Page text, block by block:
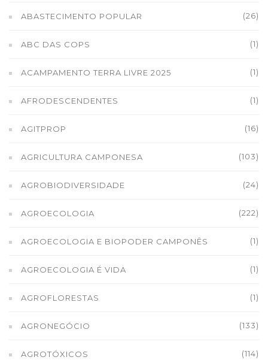
ABASTECIMENTO POPULAR (26)
ABC DAS COPS (1)
ACAMPAMENTO TERRA LIVRE 2025 (1)
AFRODESCENDENTES (1)
AGITPROP (16)
AGRICULTURA CAMPONESA (103)
AGROBIODIVERSIDADE (24)
AGROECOLOGIA (222)
AGROECOLOGIA E BIOPODER CAMPONÊS (1)
AGROECOLOGIA É VIDA (1)
AGROFLORESTAS (1)
AGRONEGÓCIO (133)
AGROTÓXICOS (114)